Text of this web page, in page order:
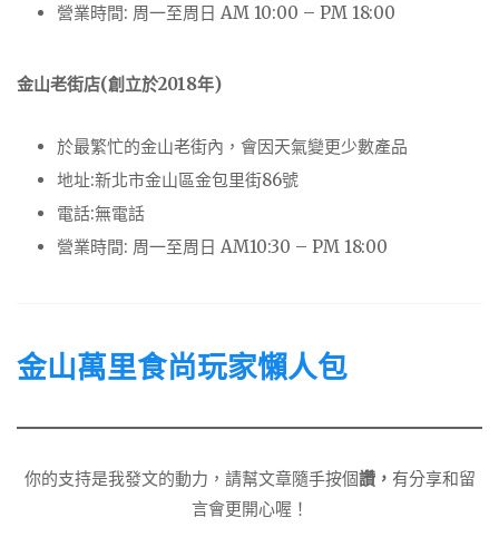
營業時間: 周一至周日 AM 10:00 – PM 18:00
金山老街店(創立於2018年)
於最繁忙的金山老街內，會因天氣變更少數產品
地址:新北市金山區金包里街86號
電話:無電話
營業時間: 周一至周日 AM10:30 – PM 18:00
金山萬里食尚玩家懶人包
你的支持是我發文的動力，請幫文章隨手按個讚， 有分享和留
言會更開心喔！